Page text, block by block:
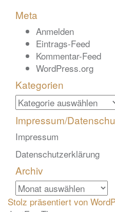
Meta
Anmelden
Eintrags-Feed
Kommentar-Feed
WordPress.org
Kategorien
Kategorien
Impressum/
Impressum
Datenschutzerklärung
Archiv
Archiv
Stolz präsentiert von